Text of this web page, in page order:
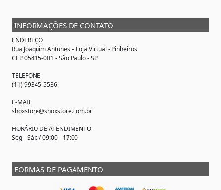
INFORMAÇÕES DE CONTATO
ENDEREÇO
Rua Joaquim Antunes – Loja Virtual - Pinheiros
CEP 05415-001 - São Paulo - SP
TELEFONE
(11) 99345-5536
E-MAIL
shoxstore@shoxstore.com.br
HORÁRIO DE ATENDIMENTO
Seg - Sáb / 09:00 - 17:00
FORMAS DE PAGAMENTO